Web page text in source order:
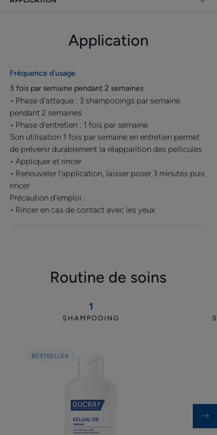
Un shampooing à la texture agréable procurée par une
Avantages
KELUAL DS ORIGINAL Shampooing anti-pelliculaire
apaise les démangeaisons et contribue à éliminer
durablement les pellicules.
Bénéfices
• Lutte contre les démangeaisons intenses associées
aux pellicules sévères
• Élimine durablement les pellicules adhérentes au cuir
chevelu grâce à une utilisation en entretien
• Offre une texture mousse onctueuse qui respecte la
Application
Fréquence d’usage
3 fois par semaine pendant 2 semaines
• Phase d'attaque : 3 shampooings par semaine
pendant 2 semaines
• Phase d'entretien : 1 fois par semaine
Son utilisation 1 fois par semaine en entretien permet
de prévenir durablement la réapparition des pellicules
• Appliquer et rincer
• Renouveler l'application, laisser poser 3 minutes puis
rincer
Précaution d'emploi :
• Rincer en cas de contact avec les yeux
Routine de soins
1
Shampooing
SHAMPOOING
BESTSELLER